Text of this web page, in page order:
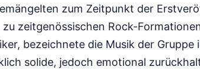
zum Zeitpunkt der
zu zeitgenössischen Rock-
bezeichnete die Musik der
solide, jedoch emotional